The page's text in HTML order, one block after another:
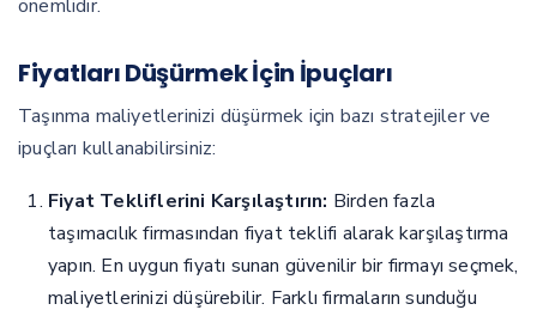
önemlidir.
Fiyatları Düşürmek İçin İpuçları
Taşınma maliyetlerinizi düşürmek için bazı stratejiler ve
ipuçları kullanabilirsiniz:
Fiyat Tekliflerini Karşılaştırın: Birden fazla
taşımacılık firmasından fiyat teklifi alarak karşılaştırma
yapın. En uygun fiyatı sunan güvenilir bir firmayı seçmek,
maliyetlerinizi düşürebilir. Farklı firmaların sunduğu